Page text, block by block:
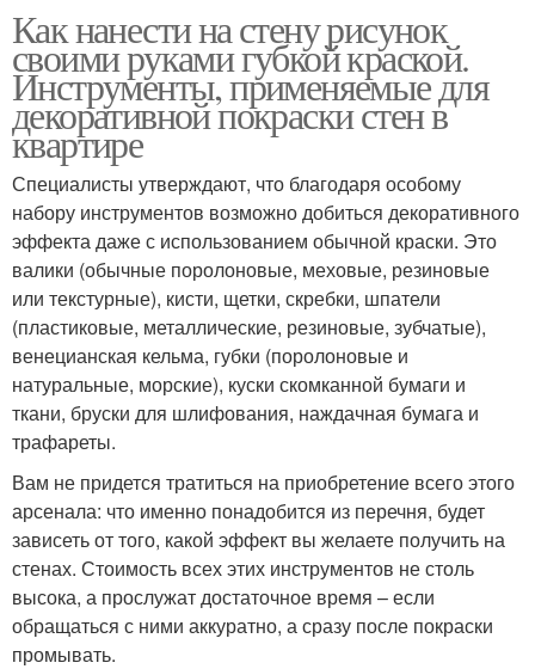
Как нанести на стену рисунок
своими руками губкой краской.
Инструменты, применяемые для
декоративной покраски стен в
квартире
Специалисты утверждают, что благодаря особому
набору инструментов возможно добиться декоративного
эффекта даже с использованием обычной краски. Это
валики (обычные поролоновые, меховые, резиновые
или текстурные), кисти, щетки, скребки, шпатели
(пластиковые, металлические, резиновые, зубчатые),
венецианская кельма, губки (поролоновые и
натуральные, морские), куски скомканной бумаги и
ткани, бруски для шлифования, наждачная бумага и
трафареты.
Вам не придется тратиться на приобретение всего этого
арсенала: что именно понадобится из перечня, будет
зависеть от того, какой эффект вы желаете получить на
стенах. Стоимость всех этих инструментов не столь
высока, а прослужат достаточное время – если
обращаться с ними аккуратно, а сразу после покраски
промывать.